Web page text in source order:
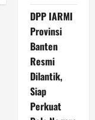
DPP IARMI
Provinsi
Banten
Resmi
Dilantik,
Siap
Perkuat